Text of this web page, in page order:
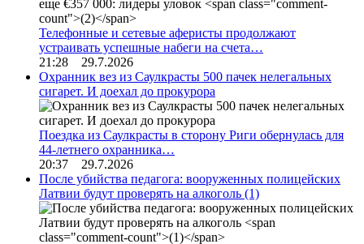
Телефонные и сетевые аферисты продолжают
устраивать успешные набеги на счета…
21:28 29.7.2026
Охранник вез из Саулкрасты 500 пачек нелегальных
сигарет. И доехал до прокурора
Поездка из Саулкрасты в сторону Риги обернулась для
44-летнего охранника…
20:37 29.7.2026
После убийства педагога: вооруженных полицейских
Латвии будут проверять на алкоголь (1)